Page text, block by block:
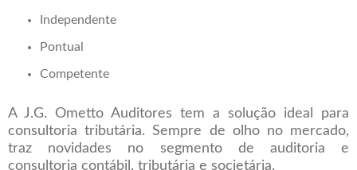
Independente
Pontual
Competente
A J.G. Ometto Auditores tem a solução ideal para
consultoria tributária. Sempre de olho no mercado,
traz novidades no segmento de auditoria e
consultoria contábil, tributária e societária.